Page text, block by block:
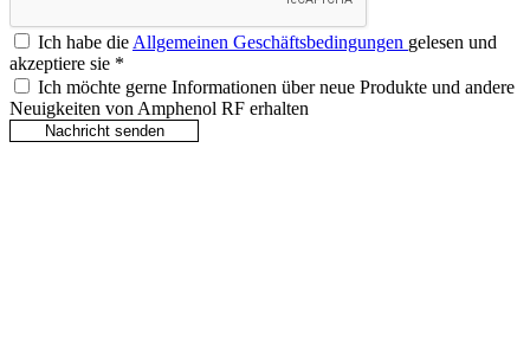
Ich habe die Allgemeinen Geschäftsbedingungen gelesen und
akzeptiere sie *
Ich möchte gerne Informationen über neue Produkte und andere
Neuigkeiten von Amphenol RF erhalten